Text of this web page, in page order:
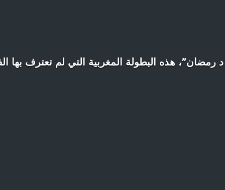
د رمضان”، هذه البطولة المغربية التي لم تعترف بها